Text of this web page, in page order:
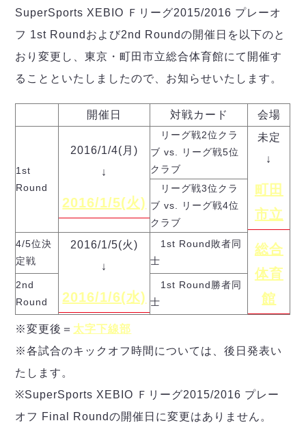
戦績表
警告・退場・出場停止選手
個人ランキング｜ゴール
個人ランキング｜シュート
個人ランキング｜シュート成功率
個人ランキング｜第2PK
メットライフ生命Ｆリーグカップ 2026
試合日程・結果
大会概要
アリーナ情報
過去の記録
バサジィ大分
メットライフ生命Ｆ２リーグ
マルバ水戸FC
リガーレヴィア葛飾
Y．S．C．C．横浜
ヴィンセドール白山
アグレミーナ浜松
デウソン神戸
ポルセイド浜田
ミラクルスマイル新居浜
リーグ要項
クラブライセンス関連
ディビジョン1 試合記録
ディビジョン2 試合記録
Ｆリーグカップ 試合記録
リーグ統計データ
記念ゴール
ハットトリック
担当審判員
選手の通算記録（Ｆ１）
エスポラーダ北海道
バルドラール浦安
フウガドールすみだ
しながわシティ
立川アスレティックFC
ペスカドーラ町田
湘南ベルマーレ
ボアルース長野
名古屋オーシャンズ
シュライカー大阪
ABeam AWARD
DIVISION01
02
SuperSports XEBIO Ｆリーグ2015/2016 プレーオ
フ 1st Roundおよび2nd Roundの開催日を以下のと
おり変更し、東京・町田市立総合体育館にて開催す
ることといたしましたので、お知らせいたします。
開催日 対戦カード 会場
1st
Round
2016/1/4(月)
↓
2016/1/5(火)
リーグ戦2位クラ
ブ vs. リーグ戦5位
クラブ
未定
↓
町田
市立
総合
体育
館
リーグ戦3位クラ
ブ vs. リーグ戦4位
クラブ
4/5位決
定戦
2016/1/5(火)
↓
2016/1/6(水)
1st Round敗者同
士
2nd
Round
1st Round勝者同
士
※変更後＝ 太字下線部
※各試合のキックオフ時間については、後日発表い
たします。
※SuperSports XEBIO Ｆリーグ2015/2016 プレー
オフ Final Roundの開催日に変更はありません。